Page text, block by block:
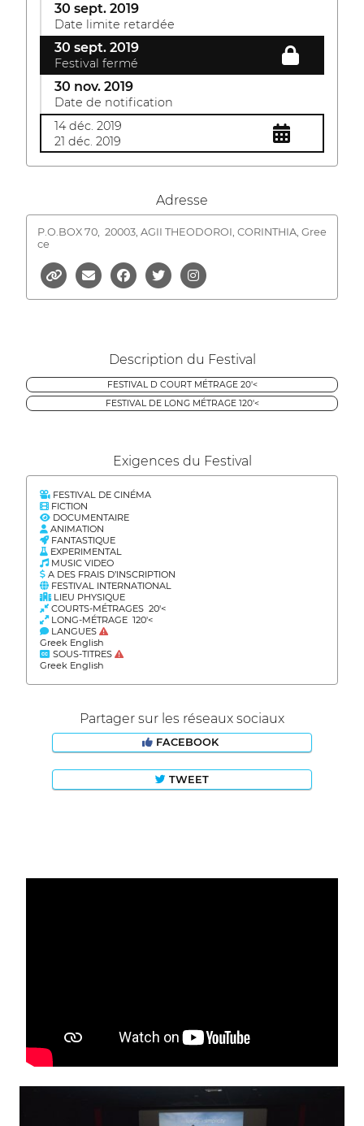
30 sept. 2019
Date limite retardée
30 sept. 2019
Festival fermé
30 nov. 2019
Date de notification
14 déc. 2019
21 déc. 2019
Adresse
P.O.BOX 70, 20003, AGII THEODOROI, CORINTHIA, Gree
ce
Description du Festival
FESTIVAL D COURT MÉTRAGE 20'<
FESTIVAL DE LONG MÉTRAGE 120'<
Exigences du Festival
FESTIVAL DE CINÉMA
FICTION
DOCUMENTAIRE
ANIMATION
FANTASTIQUE
EXPERIMENTAL
MUSIC VIDEO
A DES FRAIS D’INSCRIPTION
FESTIVAL INTERNATIONAL
LIEU PHYSIQUE
COURTS-MÉTRAGES 20'<
LONG-MÉTRAGE 120'<
LANGUES
Greek English
SOUS-TITRES
Greek English
Partager sur les réseaux sociaux
FACEBOOK
TWEET